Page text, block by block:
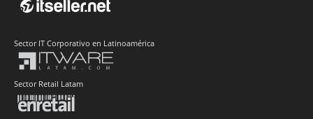
Sector IT Corporativo en Latinoamérica
Sector Retail Latam